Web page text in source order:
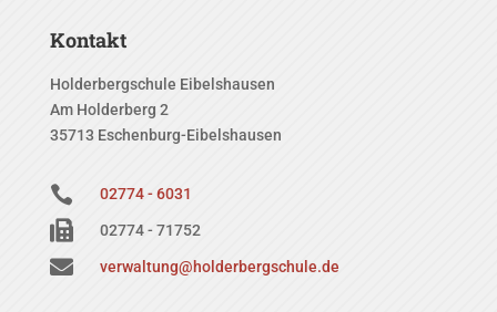
Kontakt
Holderbergschule Eibelshausen
Am Holderberg 2
35713 Eschenburg-Eibelshausen
 02774 - 6031
 02774 - 71752
 verwaltung@holderbergschule.de